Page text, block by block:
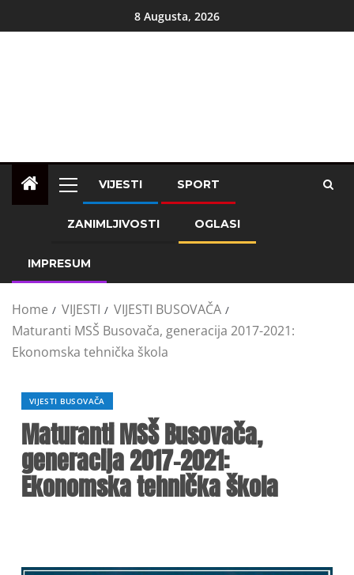
8 Augusta, 2026
VIJESTI SPORT
ZANIMLJIVOSTI OGLASI
IMPRESUM
Home VIJESTI
VIJESTI BUSOVAČA
Maturanti MSŠ Busovača, generacija 2017-2021:
Ekonomska tehnička škola
VIJESTI BUSOVAČA
Maturanti MSŠ Busovača,
generacija 2017-2021:
Ekonomska tehnička škola